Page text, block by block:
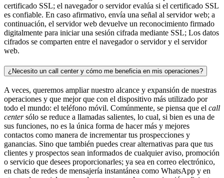
certificado SSL; el navegador o servidor evalúa si el certificado SSL
es confiable. En caso afirmativo, envía una señal al servidor web; a
continuación, el servidor web devuelve un reconocimiento firmado
digitalmente para iniciar una sesión cifrada mediante SSL; Los datos
cifrados se comparten entre el navegador o servidor y el servidor
web.
¿Necesito un call center y cómo me beneficia en mis operaciones?
A veces, queremos ampliar nuestro alcance y expansión de nuestras
operaciones y que mejor que con el dispositivo más utilizado por
todo el mundo: el teléfono móvil. Comúnmente, se piensa que el call
centersólo se reduce a llamadas salientes, lo cual, si bien es una de
sus funciones, no es la única forma de hacer más y mejores
contactos como manera de incrementar tus prospecciones y
ganancias. Sino que también puedes crear alternativas para que tus
clientes y prospectos sean informados de cualquier aviso, promoción
o servicio que desees proporcionarles; ya sea en correo electrónico,
en chats de redes de mensajería instantánea como WhatsApp y en